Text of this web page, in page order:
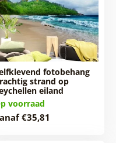
fotobehang
strand op
eiland
voorraad
€35,81